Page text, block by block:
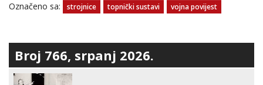
Označeno sa: strojnice topnički sustavi vojna povijest
Broj 766, srpanj 2026.